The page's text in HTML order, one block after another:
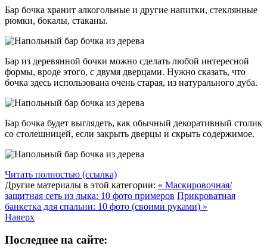
Бар бочка хранит алкогольные и другие напитки, стеклянные
рюмки, бокалы, стаканы.
Бар из деревянной бочки можно сделать любой интересной
формы, вроде этого, с двумя дверцами. Нужно сказать, что
бочка здесь использована очень старая, из натурального дуба.
Бар бочка будет выглядеть, как обычный декоративный столик
со столешницей, если закрыть дверцы и скрыть содержимое.
Читать полностью (ссылка)
Другие материалы в этой категории: « Маскировочная/
защитная сеть из лыка: 10 фото примеров Прикроватная
банкетка для спальни: 10 фото (своими руками) »
Наверх
Последнее на сайте: